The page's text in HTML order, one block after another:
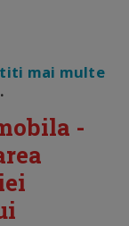
mai multe
.
-